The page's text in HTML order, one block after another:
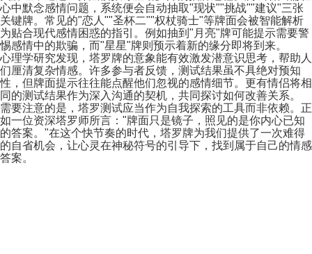
心中默念感情问题，系统便会自动抽取"现状""挑战""建议"三张
关键牌。常见的"恋人""圣杯二""权杖骑士"等牌面会被智能解析
为贴合现代感情困惑的指引。例如抽到"月亮"牌可能提示需要警
惕感情中的欺骗，而"星星"牌则预示着新的缘分即将到来。
心理学研究发现，塔罗牌的意象能有效激发潜意识思考，帮助人
们厘清复杂情感。许多参与者反馈，测试结果虽不具绝对预知
性，但牌面提示往往能点醒他们忽视的感情细节。更有情侣将相
同的测试结果作为深入沟通的契机，共同探讨如何改善关系。
需要注意的是，塔罗测试应当作为自我探索的工具而非依赖。正
如一位资深塔罗师所言："牌面只是镜子，照见的是你内心已知
的答案。"在这个快节奏的时代，塔罗牌为我们提供了一次难得
的自省机会，让心灵在神秘符号的引导下，找到属于自己的情感
答案。